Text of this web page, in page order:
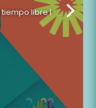
tiempo libre|